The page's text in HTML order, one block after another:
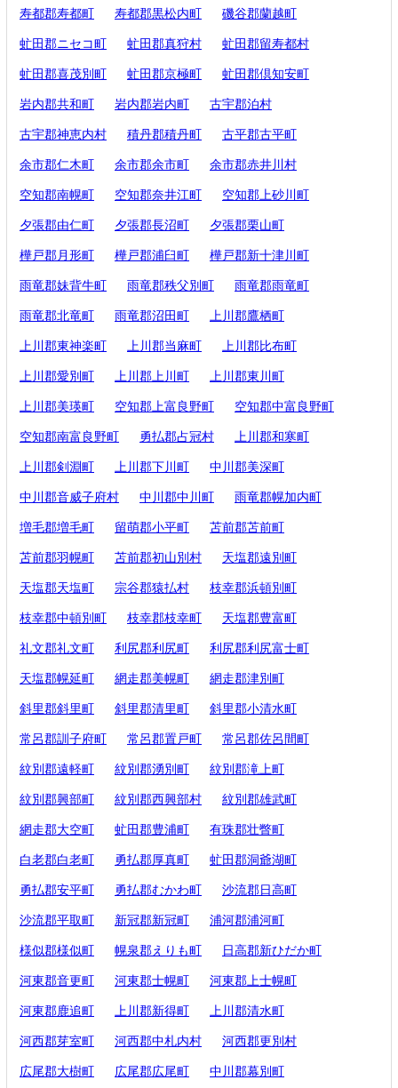
寿都郡寿都町 寿都郡黒松内町 磯谷郡蘭越町
虻田郡ニセコ町 虻田郡真狩村 虻田郡留寿都村
虻田郡喜茂別町 虻田郡京極町 虻田郡倶知安町
岩内郡共和町 岩内郡岩内町 古宇郡泊村
古宇郡神恵内村 積丹郡積丹町 古平郡古平町
余市郡仁木町 余市郡余市町 余市郡赤井川村
空知郡南幌町 空知郡奈井江町 空知郡上砂川町
夕張郡由仁町 夕張郡長沼町 夕張郡栗山町
樺戸郡月形町 樺戸郡浦臼町 樺戸郡新十津川町
雨竜郡妹背牛町 雨竜郡秩父別町 雨竜郡雨竜町
雨竜郡北竜町 雨竜郡沼田町 上川郡鷹栖町
上川郡東神楽町 上川郡当麻町 上川郡比布町
上川郡愛別町 上川郡上川町 上川郡東川町
上川郡美瑛町 空知郡上富良野町 空知郡中富良野町
空知郡南富良野町 勇払郡占冠村 上川郡和寒町
上川郡剣淵町 上川郡下川町 中川郡美深町
中川郡音威子府村 中川郡中川町 雨竜郡幌加内町
増毛郡増毛町 留萌郡小平町 苫前郡苫前町
苫前郡羽幌町 苫前郡初山別村 天塩郡遠別町
天塩郡天塩町 宗谷郡猿払村 枝幸郡浜頓別町
枝幸郡中頓別町 枝幸郡枝幸町 天塩郡豊富町
礼文郡礼文町 利尻郡利尻町 利尻郡利尻富士町
天塩郡幌延町 網走郡美幌町 網走郡津別町
斜里郡斜里町 斜里郡清里町 斜里郡小清水町
常呂郡訓子府町 常呂郡置戸町 常呂郡佐呂間町
紋別郡遠軽町 紋別郡湧別町 紋別郡滝上町
紋別郡興部町 紋別郡西興部村 紋別郡雄武町
網走郡大空町 虻田郡豊浦町 有珠郡壮瞥町
白老郡白老町 勇払郡厚真町 虻田郡洞爺湖町
勇払郡安平町 勇払郡むかわ町 沙流郡日高町
沙流郡平取町 新冠郡新冠町 浦河郡浦河町
様似郡様似町 幌泉郡えりも町 日高郡新ひだか町
河東郡音更町 河東郡士幌町 河東郡上士幌町
河東郡鹿追町 上川郡新得町 上川郡清水町
河西郡芽室町 河西郡中札内村 河西郡更別村
広尾郡大樹町 広尾郡広尾町 中川郡幕別町